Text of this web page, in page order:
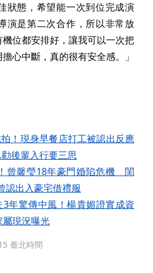
狀態，希望能一次到位完成演
演是第二次合作，所以非常放
位都安排好，讓我可以一次把
心中斷，真的很有安全感。」
！現身早餐店打工被認出反應
後輩入行要三思
曾馨瑩18年豪門婚陷危機 閨
認出入豪宅借禮服
年驚傳中風！楊貴媚證實成資
現況曝光
臺北時間